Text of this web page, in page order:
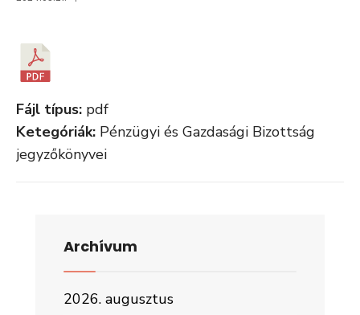
Fájl típus: pdf
Ketegóriák: Pénzügyi és Gazdasági Bizottság
jegyzőkönyvei
Archívum
2026. augusztus